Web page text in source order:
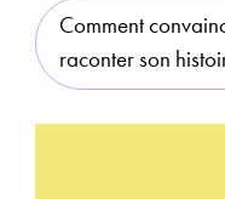
Comment
raconter son